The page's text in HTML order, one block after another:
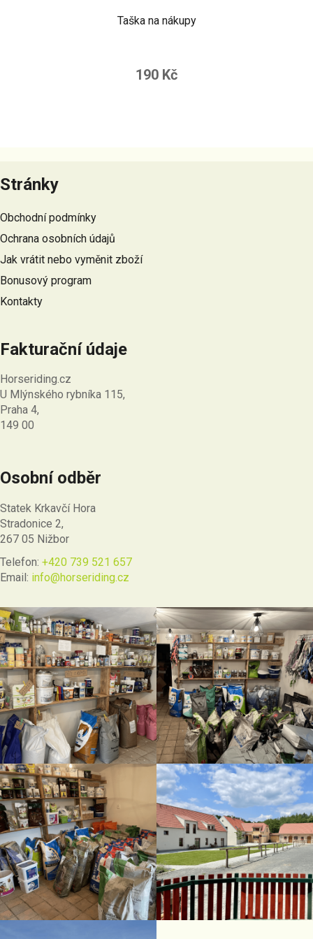
Taška na nákupy
190 Kč
á
p
a
t
í
Stránky
Obchodní podmínky
Ochrana osobních údajů
Jak vrátit nebo vyměnit zboží
Bonusový program
Kontakty
Fakturační údaje
Horseriding.cz
U Mlýnského rybníka 115,
Praha 4,
149 00
Osobní odběr
Statek Krkavčí Hora
Stradonice 2,
267 05 Nižbor
Telefon: +420 739 521 657
Email: info@horseriding.cz